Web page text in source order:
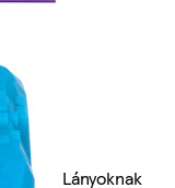
Lányoknak